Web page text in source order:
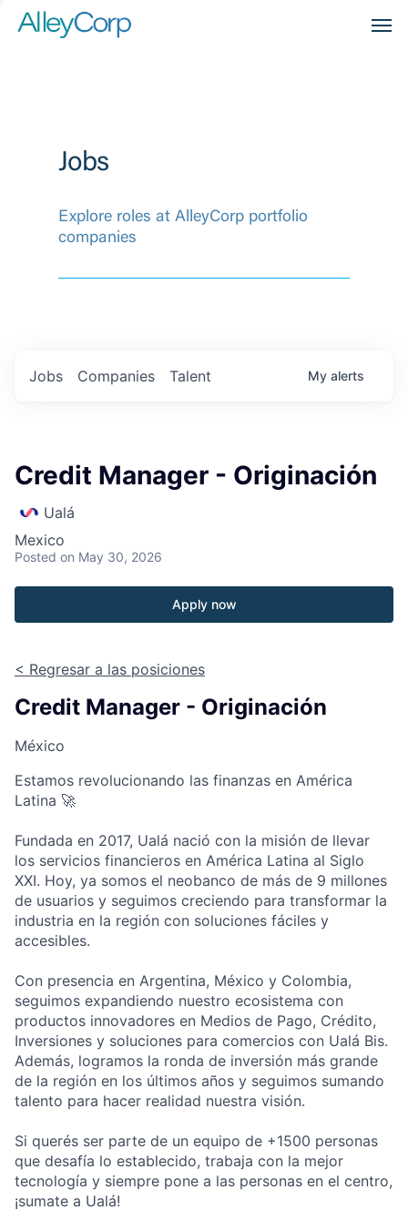
Jobs
Explore roles at AlleyCorp portfolio
companies
Jobs Companies Talent My alerts
Credit Manager - Originación
Ualá
Mexico
Posted on May 30, 2026
Apply now
< Regresar a las posiciones
Credit Manager - Originación
México
Estamos revolucionando las finanzas en América
Latina 🚀
Fundada en 2017, Ualá nació con la misión de llevar
los servicios financieros en América Latina al Siglo
XXI. Hoy, ya somos el neobanco de más de 9 millones
de usuarios y seguimos creciendo para transformar la
industria en la región con soluciones fáciles y
accesibles.
Con presencia en Argentina, México y Colombia,
seguimos expandiendo nuestro ecosistema con
productos innovadores en Medios de Pago, Crédito,
Inversiones y soluciones para comercios con Ualá Bis.
Además, logramos la ronda de inversión más grande
de la región en los últimos años y seguimos sumando
talento para hacer realidad nuestra visión.
Si querés ser parte de un equipo de +1500 personas
que desafía lo establecido, trabaja con la mejor
tecnología y siempre pone a las personas en el centro,
¡sumate a Ualá!